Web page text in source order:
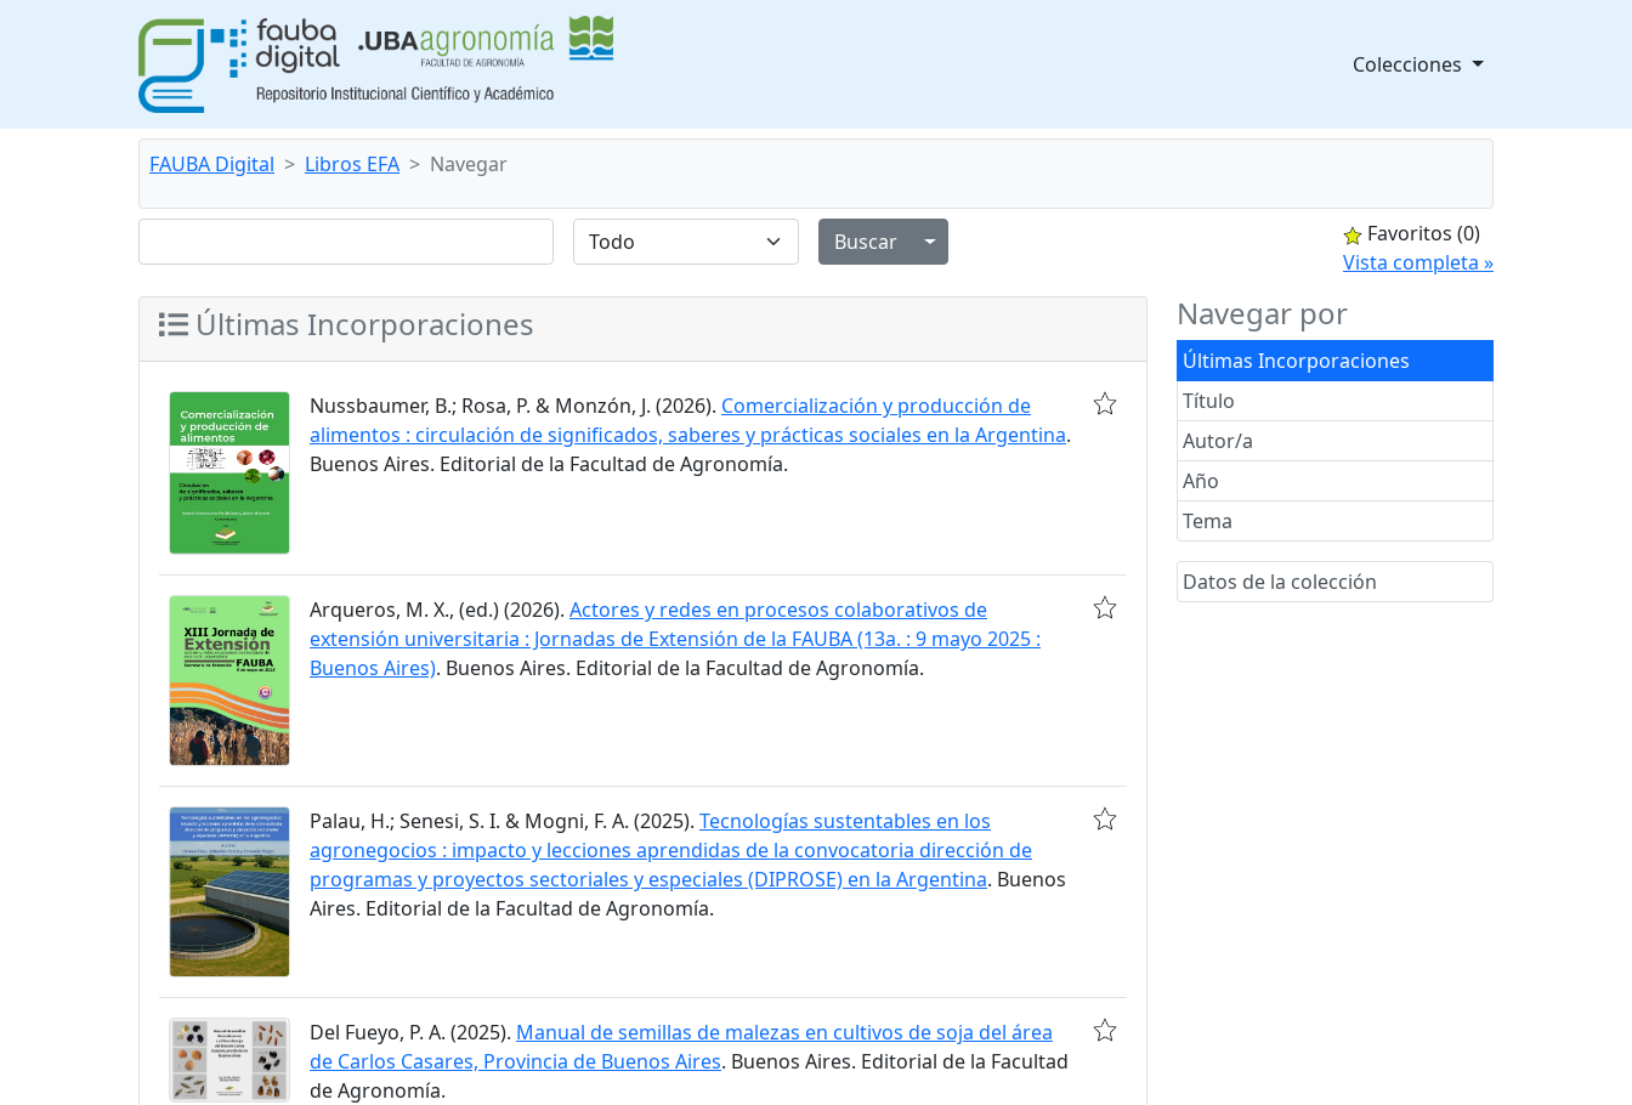
Colecciones
FAUBA Digital Libros EFA Navegar
Alternar menú desplegable
Favoritos (0)
Vista completa »
Navegar por
Últimas Incorporaciones
Título
Autor/a
Año
Tema
Datos de la colección
Últimas Incorporaciones
Nussbaumer, B.; Rosa, P. & Monzón, J. (2026). Comercialización y producción de
alimentos : circulación de significados, saberes y prácticas sociales en la Argentina.
Buenos Aires. Editorial de la Facultad de Agronomía.
Arqueros, M. X., (ed.) (2026). Actores y redes en procesos colaborativos de
extensión universitaria : Jornadas de Extensión de la FAUBA (13a. : 9 mayo 2025 :
Buenos Aires). Buenos Aires. Editorial de la Facultad de Agronomía.
Palau, H.; Senesi, S. I. & Mogni, F. A. (2025). Tecnologías sustentables en los
agronegocios : impacto y lecciones aprendidas de la convocatoria dirección de
programas y proyectos sectoriales y especiales (DIPROSE) en la Argentina. Buenos
Aires. Editorial de la Facultad de Agronomía.
Del Fueyo, P. A. (2025). Manual de semillas de malezas en cultivos de soja del área
de Carlos Casares, Provincia de Buenos Aires. Buenos Aires. Editorial de la Facultad
de Agronomía.